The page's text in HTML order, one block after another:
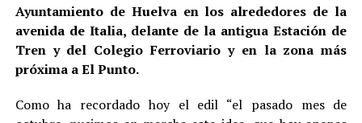
Ayuntamiento de Huelva en los alrededores de la
avenida de Italia, delante de la antigua Estación de
Tren y del Colegio Ferroviario y en la zona más
próxima a El Punto.
Como ha recordado hoy el edil “el pasado mes de